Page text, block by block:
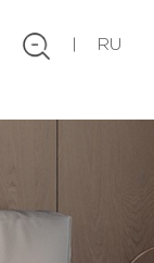
RU